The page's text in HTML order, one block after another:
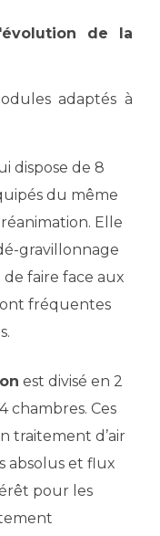
de la
adaptés à
dispose de 8
du même
Elle
gravillonnage
faire face aux
fréquentes
est divisé en 2
chambres. Ces
traitement d’air
absolus et flux
pour les